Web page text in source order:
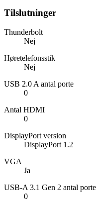
Tilslutninger
Thunderbolt
Nej
Høretelefonsstik
Nej
USB 2.0 A antal porte
0
Antal HDMI
0
DisplayPort version
DisplayPort 1.2
VGA
Ja
USB-A 3.1 Gen 2 antal porte
0